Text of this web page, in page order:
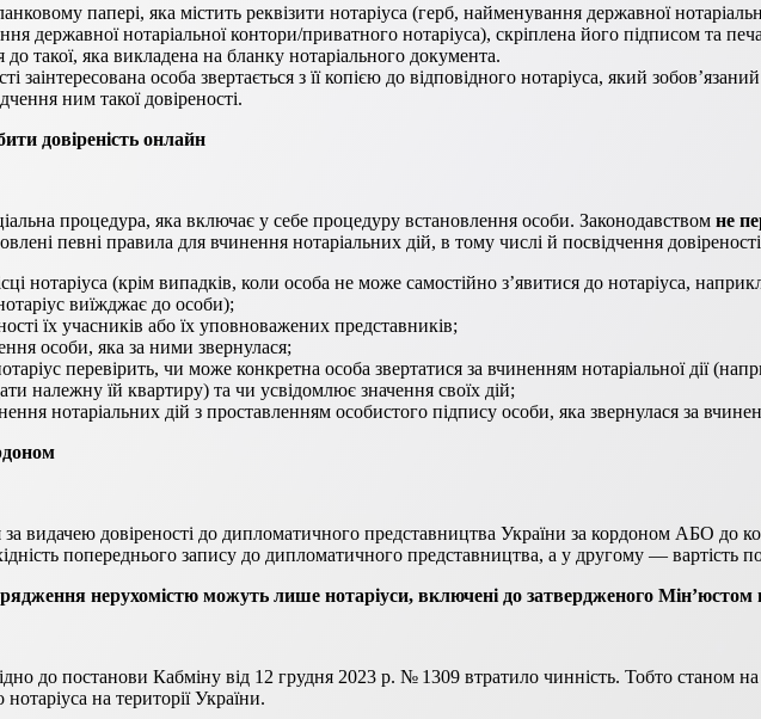
папері, яка містить реквізити нотаріуса (герб, найменування державної
державної нотаріальної контори/приватного нотаріуса), скріплена його підписом та
такої, яка викладена на бланку нотаріального документа.
заінтересована особа звертається з її копією до відповідного нотаріуса, який
ним такої довіреності.
довіреність онлайн
процедура, яка включає у себе процедуру встановлення особи. Законодавством не
певні правила для вчинення нотаріальних дій, в тому числі й посвідчення
нотаріуса (крім випадків, коли особа не може самостійно з’явитися до нотаріуса,
виїжджає до особи);
їх учасників або їх уповноважених представників;
особи, яка за ними звернулася;
перевірить, чи може конкретна особа звертатися за вчиненням нотаріальної дії
належну їй квартиру) та чи усвідомлює значення своїх дій;
нотаріальних дій з проставленням особистого підпису особи, яка звернулася за
видачею довіреності до дипломатичного представництва України за кордоном АБО до
попереднього запису до дипломатичного представництва, а у другому — вартість
нерухомістю можуть лише нотаріуси, включені до затвердженого Мін’юстом
до постанови Кабміну від 12 грудня 2023 р. № 1309 втратило чинність. Тобто станом
на території України.